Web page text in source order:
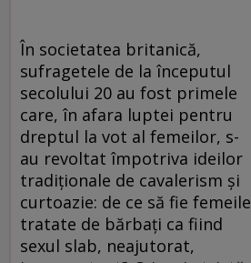
În societatea britanică,
sufragetele de la începutul
secolului 20 au fost primele
care, în afara luptei pentru
dreptul la vot al femeilor, s-
au revoltat împotriva ideilor
tradiţionale de cavalerism şi
curtoazie: de ce să fie femeile
tratate de bărbaţi ca fiind
sexul slab, neajutorat,